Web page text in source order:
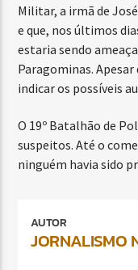
Militar, a irmã de
e que, nos últimos
estaria sendo
Paragominas.
indicar os possíveis
O 19º Batalhão de
suspeitos. Até o
ninguém havia sido
AUTOR
JORNALISMO